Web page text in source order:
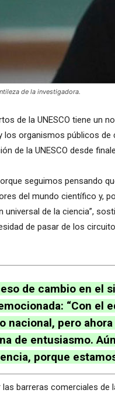
de la investigadora.
de la UNESCO tiene un
organismos públicos
de la UNESCO desde
seguimos pensando
del mundo científico y,
de la ciencia”,
de pasar de los
de cambio en el
“Con
pero
de entusiasmo.
porque
barreras comerciales